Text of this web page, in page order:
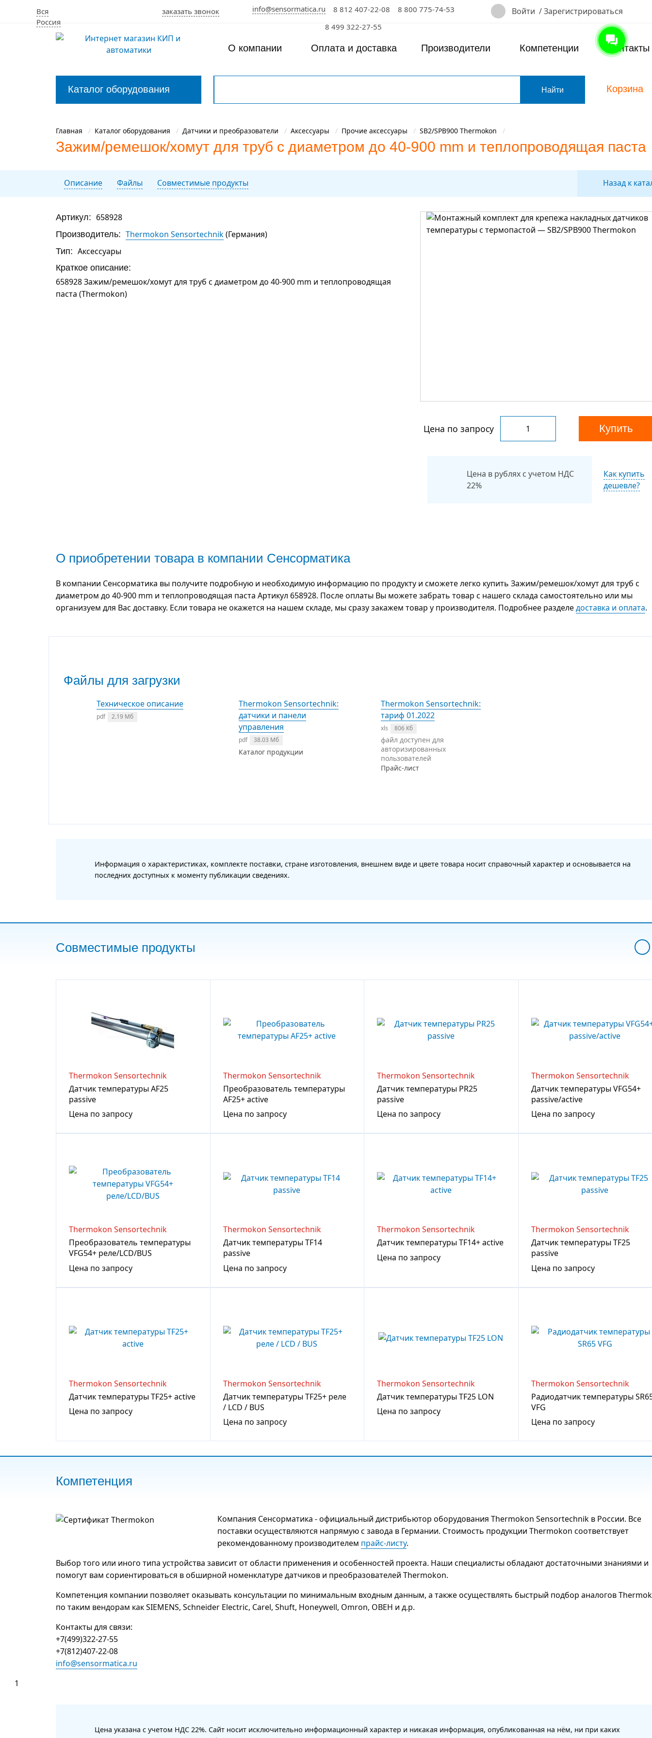
Вся
Россия
заказать звонок info@sensormatica.ru 8 812 407-22-08
8 800 775-74-53
8 499 322-27-55
Войти /Зарегистрироваться
О компании Оплата и доставка Производители Компетенции Контакты
Каталог оборудования Корзина
Главная Каталог оборудования Датчики и преобразователи Аксессуары Прочие аксессуары SB2/SPB900 Thermokon
Зажим/ремешок/хомут для труб с диаметром до 40-900 mm и теплопроводящая паста
Описание Файлы Совместимые продукты Назад к
Цена по запросу Купить
Цена в рублях с учетом НДС
22%
Как купить
дешевле?
Артикул: 658928
Производитель: Thermokon Sensortechnik(Германия)
Тип: Аксессуары
Краткое описание:
658928 Зажим/ремешок/хомут для труб с диаметром до 40-900 mm и теплопроводящая
паста (Thermokon)
О приобретении товара в компании Сенсорматика
В компании Сенсорматика вы получите подробную и необходимую информацию по продукту и сможете легко купить Зажим/ремешок/хомут для труб с
диаметром до 40-900 mm и теплопроводящая паста Артикул 658928. После оплаты Вы можете забрать товар с нашего склада самостоятельно или мы
организуем для Вас доставку. Если товара не окажется на нашем складе, мы сразу закажем товар у производителя. Подробнее разделедоставка и оплата.
Файлы для загрузки
Техническое описание
pdf 2.19 Мб
Thermokon Sensortechnik:
датчики и панели
управления
pdf 38.03 Мб
Каталог продукции
Thermokon Sensortechnik:
тариф 01.2022
xls 806 Кб
файл доступен для
авторизированных
пользователей
Прайс-лист
Информация о характеристиках, комплекте поставки, стране изготовления, внешнем виде и цвете товара носит справочный характер и основывается на
последних доступных к моменту публикации сведениях.
Совместимые продукты
Thermokon Sensortechnik
Датчик температуры AF25
passive
Цена по запросу
Thermokon Sensortechnik
Преобразователь температуры
AF25+ active
Цена по запросу
Thermokon Sensortechnik
Датчик температуры PR25
passive
Цена по запросу
Thermokon Sensortechnik
Датчик температуры VFG54+
passive/active
Цена по запросу
Thermokon Sensortechnik
Преобразователь температуры
VFG54+ реле/LCD/BUS
Цена по запросу
Thermokon Sensortechnik
Датчик температуры TF14
passive
Цена по запросу
Thermokon Sensortechnik
Датчик температуры TF14+ active
Цена по запросу
Thermokon Sensortechnik
Датчик температуры TF25
passive
Цена по запросу
Thermokon Sensortechnik
Датчик температуры TF25+ active
Цена по запросу
Thermokon Sensortechnik
Датчик температуры TF25+ реле
/ LCD / BUS
Цена по запросу
Thermokon Sensortechnik
Датчик температуры TF25 LON
Цена по запросу
Thermokon Sensortechnik
Радиодатчик температуры
VFG
Цена по запросу
Компетенция
Компания Сенсорматика - официальный дистрибьютор оборудования Thermokon Sensortechnik в России. Все
поставки осуществляются напрямую с завода в Германии. Стоимость продукции Thermokon соответствует
рекомендованному производителем прайс-листу.
Выбор того или иного типа устройства зависит от области применения и особенностей проекта. Наши специалисты обладают достаточными знаниями и
помогут вам сориентироваться в обширной номенклатуре датчиков и преобразователей Thermokon.
Компетенция компании позволяет оказывать консультации по минимальным входным данным, а также осуществлять быстрый подбор аналогов
по таким вендорам как SIEMENS, Schneider Electric, Carel, Shuft, Honeywell, Omron, ОВЕН и д.р.
Контакты для связи:
+7(499)322-27-55
+7(812)407-22-08
info@sensormatica.ru
1
Цена указана с учетом НДС 22%. Сайт носит исключительно информационный характер и никакая информация, опубликованная на нём, ни при каких